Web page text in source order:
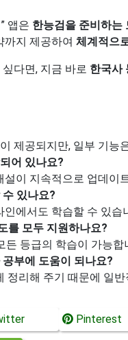
앱은 한능검을 준비하는
까지 제공하여 체계적으
다면, 지금 바로 한국사
제공되지만, 일부 기능
어 있나요?
설이 지속적으로 업데이
있나요?
인에서도 학습할 수 있습
를 모두 지원하나요?
든 등급의 학습이 가능합
부에 도움이 되나요?
정리해 주기 때문에 일
Pinterest